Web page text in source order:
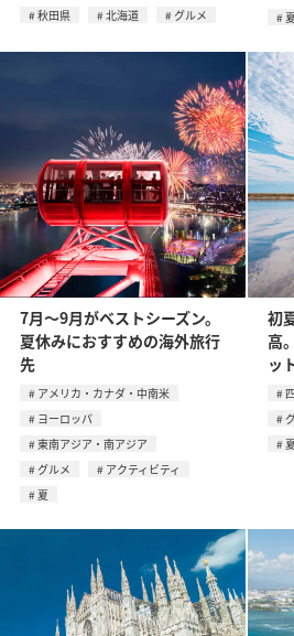
秋田県
北海道 グルメ
7月〜9月がベストシーズン。
夏休みにおすすめの海外旅行
先
アメリカ・カナダ・中南米
ヨーロッパ
東南アジア・南アジア
グルメ
アクティビティ
夏
初
高
ッ